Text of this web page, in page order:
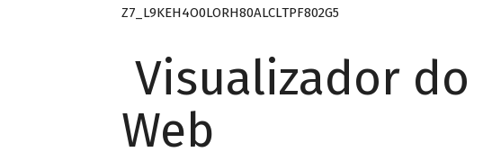
Z7_L9KEH4O0LORH80ALCLTPF802G5
Visualizador
Web